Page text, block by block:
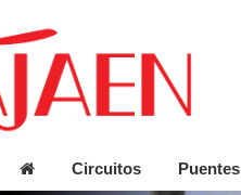
Circuitos Puentes